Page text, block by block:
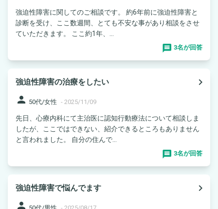
強迫性障害に関してのご相談です。 約6年前に強迫性障害と
診断を受け、ここ数週間、とても不安な事があり相談をさせ
ていただきます。 ここ約1年、...
3名が回答
強迫性障害の治療をしたい
navigate_next
person 50代/女性 - 2025/11/09
先日、心療内科にて主治医に認知行動療法について相談しま
したが、ここではできない、紹介できるところもありません
と言われました。 自分の住んで...
3名が回答
強迫性障害で悩んでます
navigate_next
person